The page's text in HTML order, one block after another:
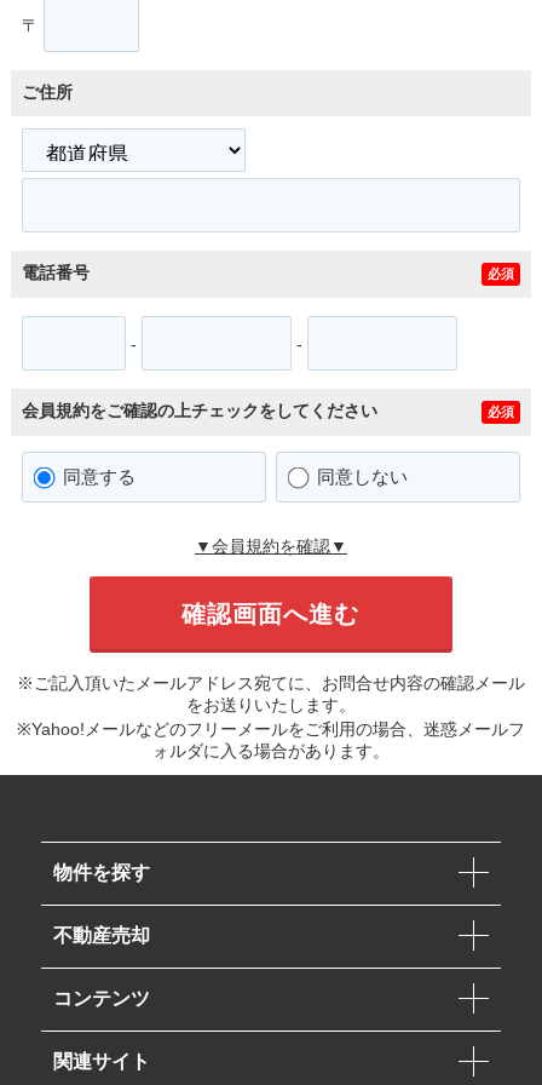
〒
ご住所
電話番号 必須
- -
会員規約をご確認の上チェックをしてください 必須
同意する 同意しない
▼会員規約を確認▼
※ご記入頂いたメールアドレス宛てに、お問合せ内容の確認メール
をお送りいたします。
※Yahoo!メールなどのフリーメールをご利用の場合、迷惑メールフ
ォルダに入る場合があります。
物件を探す
不動産売却
コンテンツ
関連サイト